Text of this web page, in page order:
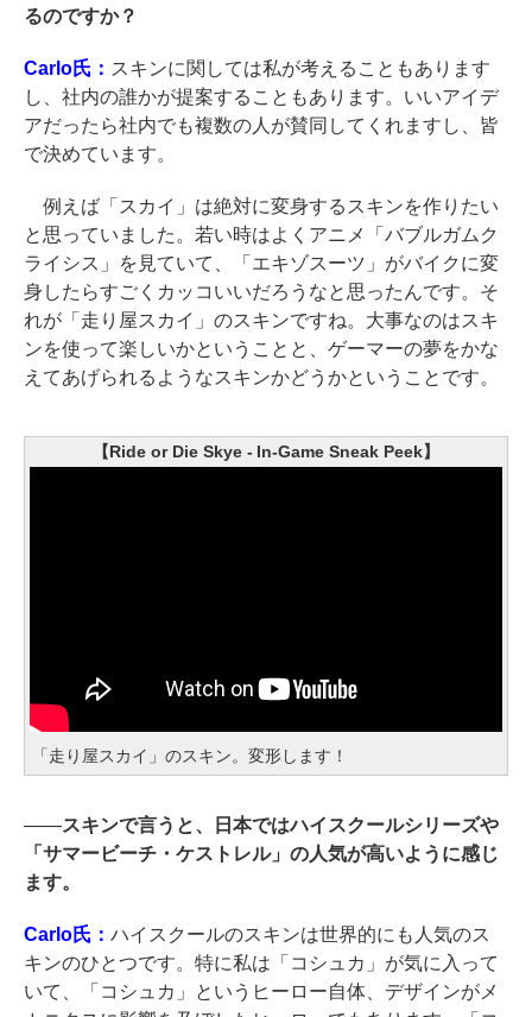
るのですか？
Carlo氏： スキンに関しては私が考えることもあります
し、社内の誰かが提案することもあります。いいアイデ
アだったら社内でも複数の人が賛同してくれますし、皆
で決めています。
例えば「スカイ」は絶対に変身するスキンを作りたい
と思っていました。若い時はよくアニメ「バブルガムク
ライシス」を見ていて、「エキゾスーツ」がバイクに変
身したらすごくカッコいいだろうなと思ったんです。そ
れが「走り屋スカイ」のスキンですね。大事なのはスキ
ンを使って楽しいかということと、ゲーマーの夢をかな
えてあげられるようなスキンかどうかということです。
【Ride or Die Skye - In-Game Sneak Peek】
「走り屋スカイ」のスキン。変形します！
――スキンで言うと、日本ではハイスクールシリーズや
「サマービーチ・ケストレル」の人気が高いように感じ
ます。
Carlo氏： ハイスクールのスキンは世界的にも人気のス
キンのひとつです。特に私は「コシュカ」が気に入って
いて、「コシュカ」というヒーロー自体、デザインがメ